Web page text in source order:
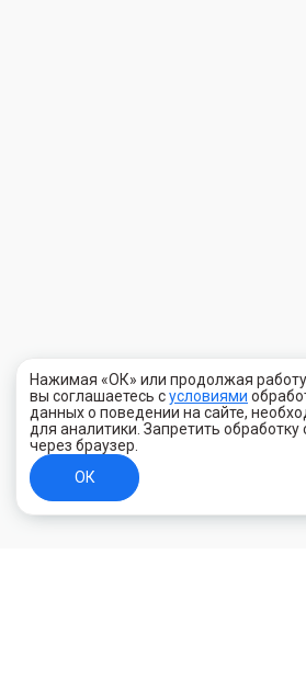
Нажимая «ОК» или продолжая работу
вы соглашаетесь сусловиями
данных о поведении на сайте,
для аналитики. Запретить
через браузер.
ОК